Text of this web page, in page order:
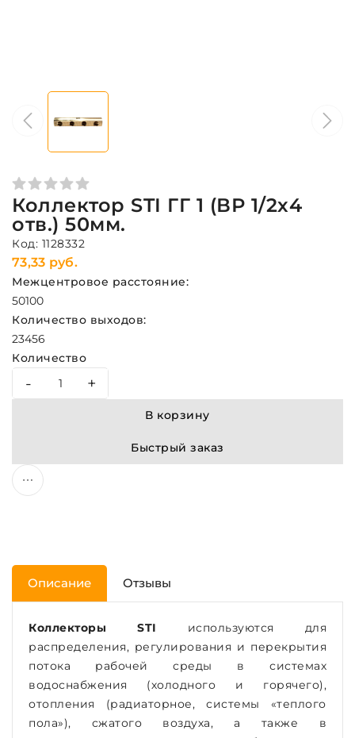
Коллектор STI ГГ 1 (ВР 1/2х4
отв.) 50мм.
Код: 1128332
73,33 руб.
Межцентровое расстояние:
50100
Количество выходов:
23456
Количество
- +
В корзину
Быстрый заказ
Описание Отзывы
Коллекторы STI используются для
распределения, регулирования и перекрытия
потока рабочей среды в системах
водоснабжения (холодного и горячего),
отопления (радиаторное, системы «теплого
пола»), сжатого воздуха, а также в